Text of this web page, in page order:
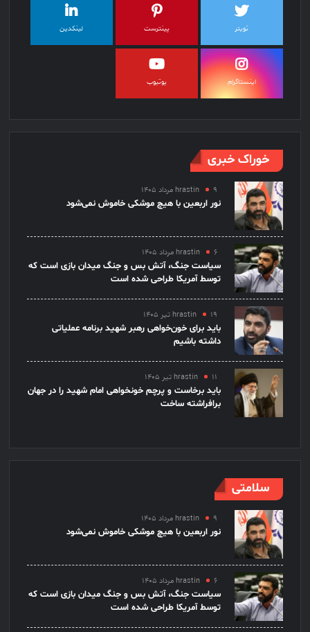
تویتر پینترست لینکدین
اینستاگرام یوتیوب
خوراک خبری
hrastin ۹ مرداد ۱۴۰۵
نور اربعین با هیچ موشکی خاموش نمی‌شود
hrastin ۶ مرداد ۱۴۰۵
سیاست جنگ، آتش بس و جنگ میدان بازی است که
توسط آمریکا طراحی شده است
hrastin ۱۹ تیر ۱۴۰۵
باید برای خون‌خواهی رهبر شهید برنامه عملیاتی
داشته باشیم
hrastin ۱۱ تیر ۱۴۰۵
باید برخاست و پرچم خونخواهی امام شهید را در جهان
برافراشته ساخت
سلامتی
hrastin ۹ مرداد ۱۴۰۵
نور اربعین با هیچ موشکی خاموش نمی‌شود
hrastin ۶ مرداد ۱۴۰۵
سیاست جنگ، آتش بس و جنگ میدان بازی است که
توسط آمریکا طراحی شده است